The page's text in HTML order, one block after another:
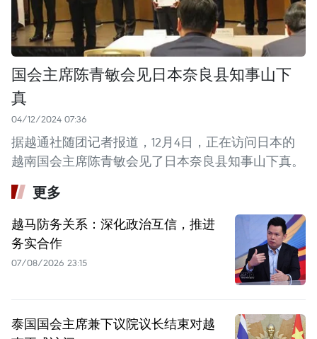
国会主席陈青敏会见日本奈良县知事山下
真
04/12/2024 07:36
据越通社随团记者报道，12月4日，正在访问日本的
越南国会主席陈青敏会见了日本奈良县知事山下真。
更多
越马防务关系：深化政治互信，推进
务实合作
07/08/2026 23:15
泰国国会主席兼下议院议长结束对越